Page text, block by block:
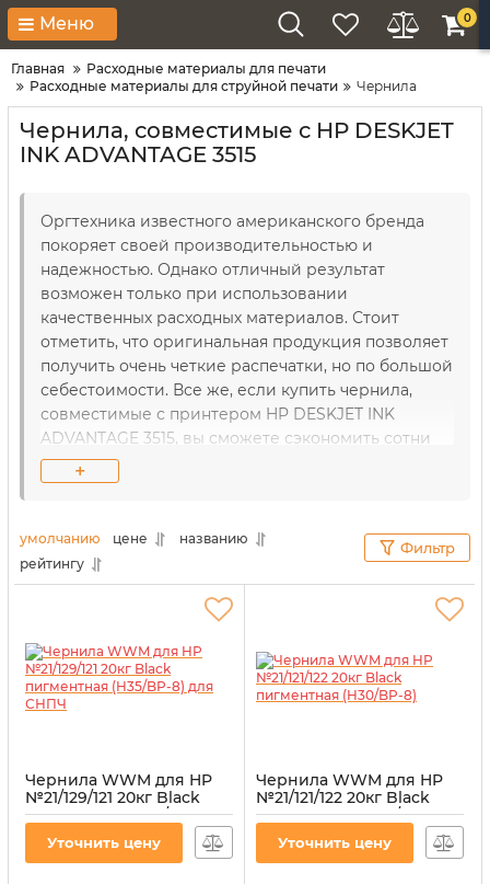
Меню 0
Главная
Расходные материалы для печати
Расходные материалы для струйной печати
Чернила
Чернила, совместимые с HP DESKJET
INK ADVANTAGE 3515
Оргтехника известного американского бренда
покоряет своей производительностью и
надежностью. Однако отличный результат
возможен только при использовании
качественных расходных материалов. Стоит
отметить, что оригинальная продукция позволяет
получить очень четкие распечатки, но по большой
себестоимости. Все же, если купить чернила,
совместимые с принтером HP DESKJET INK
ADVANTAGE 3515, вы сможете сэкономить сотни
гривен в год. Однако в этом случае нужно
правильно подобрать образцы. Именно поэтому
интернет-магазина «Витратник»
сделали это за
вас. В данном разделе представлены товары,
максимально совместимые с данной моделью
печатающего оборудования.
+
умолчанию цене
названию
рейтингу
Фильтр
Чернила WWM для HP
№21/129/121 20кг Black
пигментная (H35/BP-8)
H35/BP-8
Уточнить цену
Чернила WWM для HP
№21/121/122 20кг Black
пигментная (H30/BP-8)
Артикул:
Уточнить цену